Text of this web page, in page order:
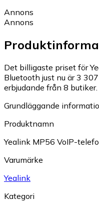
Annons
Annons
Det billigaste priset för
Bluetooth just nu är 3 307
erbjudande från 8 butiker.
Grundläggande
Produktnamn
Yealink MP56 VoIP-
Varumärke
Yealink
Kategori